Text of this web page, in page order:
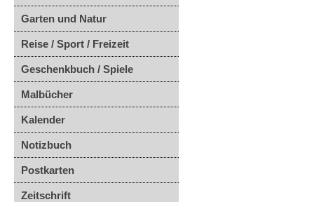
Garten und Natur
Reise / Sport / Freizeit
Geschenkbuch / Spiele
Malbücher
Kalender
Notizbuch
Postkarten
Zeitschrift